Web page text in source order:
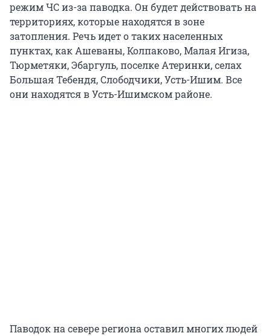
режим ЧС из-за паводка. Он будет действовать на
территориях, которые находятся в зоне
затопления. Речь идет о таких населенных
пунктах, как Ашеваны, Колпаково, Малая Игиза,
Тюрметяки, Эбаргуль, поселке Атеринки, селах
Большая Тебендя, Слободчики, Усть-Ишим. Все
они находятся в Усть-Ишимском районе.
Паводок на севере региона оставил многих людей